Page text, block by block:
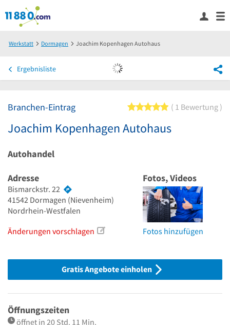
Werkstatt Dormagen Joachim Kopenhagen Autohaus
Ergebnisliste
Branchen-Eintrag 5 von 5 Sternen
1 Bewertung
Joachim Kopenhagen Autohaus
Autohandel
Adresse
Bismarckstr. 22
41542 Dormagen (Nievenheim)
Nordrhein-Westfalen
Änderungen vorschlagen
Fotos, Videos
Fotos hinzufügen
Gratis Angebote einholen
Öffnungszeiten
öffnet in 20 Std. 11 Min.